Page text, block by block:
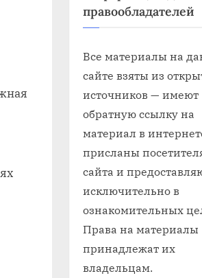
правообладателей
Все материалы на
сайте взяты из
источников — имеют
обратную ссылку на
материал в
присланы
сайта и
исключительно в
ознакомительных
Права на материалы
принадлежат их
владельцам.